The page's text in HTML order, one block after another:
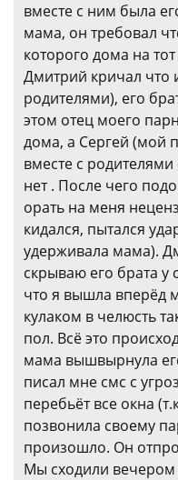
вместе с ним была
мама, он требовал
которого дома на
Дмитрий кричал что
родителями), его
этом отец моего
дома, а Сергей (мой
вместе с
нет . После чего
орать на меня
кидался, пытался
удерживала мама).
скрываю его брата у
что я вышла вперёд
кулаком в челюсть
пол. Всё это
мама вышвырнула
писал мне смс с
перебьёт все окна
позвонила своему
произошло. Он
Мы сходили вечером